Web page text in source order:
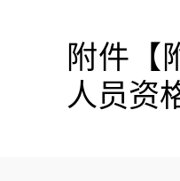
附件【
人员资